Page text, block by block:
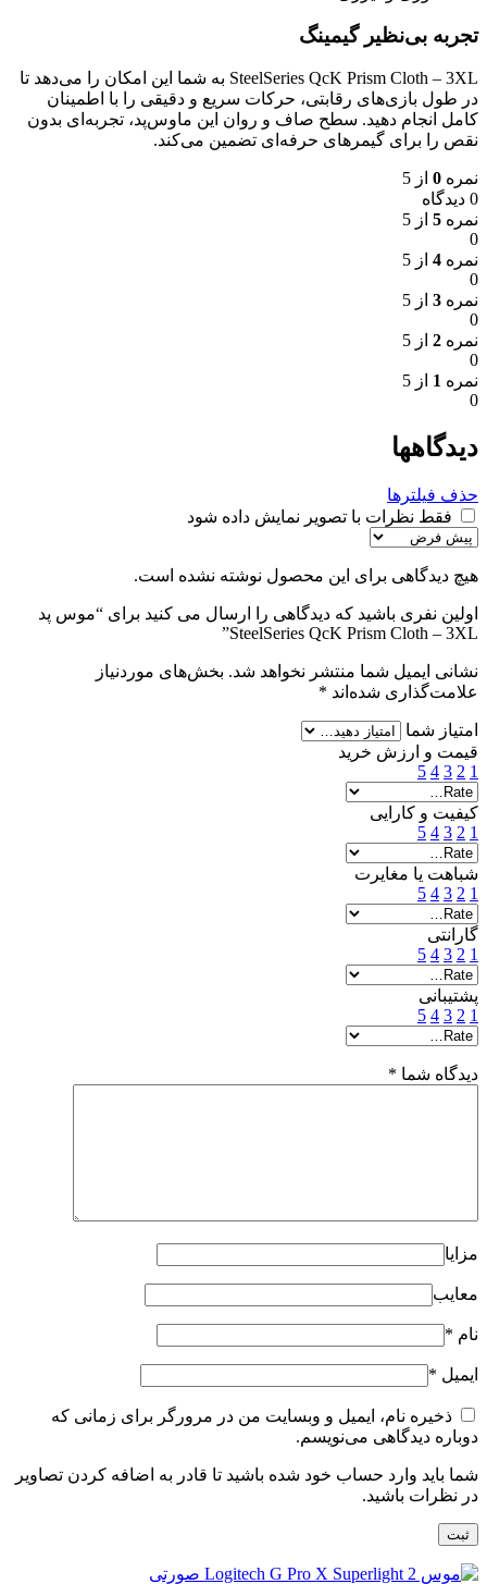
تجربه بی‌نظیر گیمینگ
SteelSeries QcK Prism Cloth – 3XL به شما این امکان را می‌دهد تا
در طول بازی‌های رقابتی، حرکات سریع و دقیقی را با اطمینان
کامل انجام دهید. سطح صاف و روان این ماوس‌پد، تجربه‌ای بدون
نقص را برای گیمرهای حرفه‌ای تضمین می‌کند.
نمره 0 از 5
0 دیدگاه
نمره 5 از 5
0
نمره 4 از 5
0
نمره 3 از 5
0
نمره 2 از 5
0
نمره 1 از 5
0
دیدگاهها
حذف فیلترها
فقط نظرات با تصویر نمایش داده شود
هیچ دیدگاهی برای این محصول نوشته نشده است.
اولین نفری باشید که دیدگاهی را ارسال می کنید برای “موس پد
SteelSeries QcK Prism Cloth – 3XL”
نشانی ایمیل شما منتشر نخواهد شد. بخش‌های موردنیاز
علامت‌گذاری شده‌اند *
امتیاز شما
قیمت و ارزش خرید
1
2
3
4
5
کیفیت و کارایی
1
2
3
4
5
شباهت یا مغایرت
1
2
3
4
5
گارانتی
1
2
3
4
5
پشتیبانی
1
2
3
4
5
دیدگاه شما *
مزایا
معایب
نام *
ایمیل *
ذخیره نام، ایمیل و وبسایت من در مرورگر برای زمانی که
دوباره دیدگاهی می‌نویسم.
شما باید وارد حساب خود شده باشید تا قادر به اضافه کردن تصاویر
در نظرات باشید.